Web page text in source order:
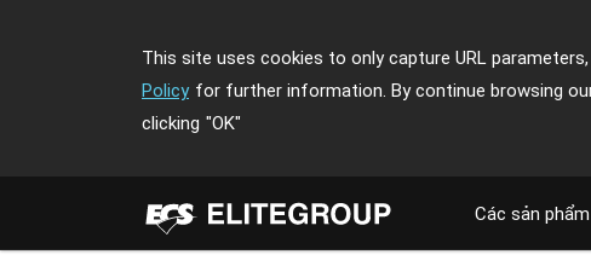
This site uses cookies to only capture URL
Policy for further information. By continue browsing
clicking "OK"
Các sản phẩm